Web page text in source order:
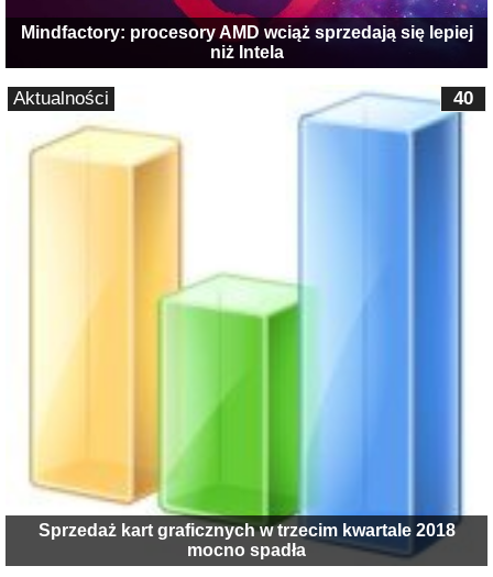
Mindfactory: procesory AMD wciąż sprzedają się lepiej
niż Intela
Sprzedaż kart graficznych w trzecim kwartale 2018
mocno spadła
40
Aktualności